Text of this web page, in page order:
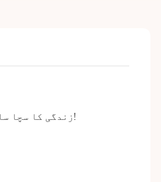
زندگی کا سچا سایہ قدرتی رنگ کے ساتھ ہم آہنگ ہوتا ہے، کیونکہ ریشے صحت مند نظر آنے والے ابرو کے لیے بھرپور اور موٹائی بڑھانے میں مدد کرتے ہیں۔ خوشبو سے پاک، منی برش!